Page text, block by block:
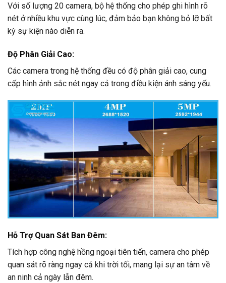
Với số lượng 20 camera, bộ hệ thống cho phép ghi hình rõ
nét ở nhiều khu vực cùng lúc, đảm bảo bạn không bỏ lỡ bất
kỳ sự kiện nào diễn ra.
Độ Phân Giải Cao:
Các camera trong hệ thống đều có độ phân giải cao, cung
cấp hình ảnh sắc nét ngay cả trong điều kiện ánh sáng yếu.
Hỗ Trợ Quan Sát Ban Đêm:
Tích hợp công nghệ hồng ngoại tiên tiến, camera cho phép
quan sát rõ ràng ngay cả khi trời tối, mang lại sự an tâm về
an ninh cả ngày lẫn đêm.